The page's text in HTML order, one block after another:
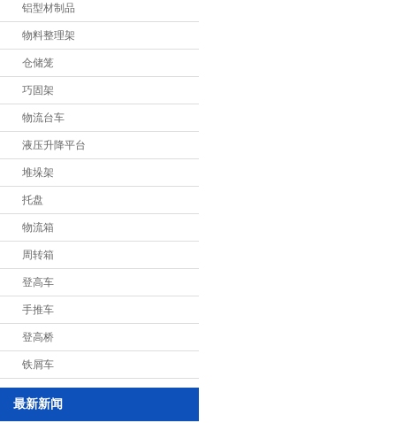
铝型材制品
物料整理架
仓储笼
巧固架
物流台车
液压升降平台
堆垛架
托盘
物流箱
周转箱
登高车
手推车
登高桥
铁屑车
最新新闻